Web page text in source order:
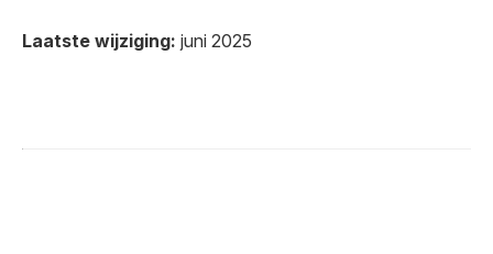
Laatste wijziging: juni 2025